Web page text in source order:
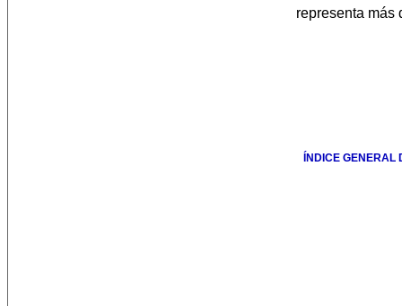
representa más
ÍNDICE GENERAL